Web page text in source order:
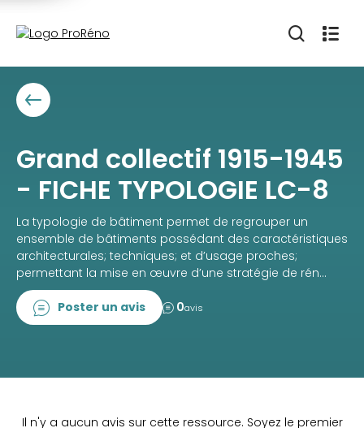
Grand collectif 1915-1945
- FICHE TYPOLOGIE LC-8
La typologie de bâtiment permet de regrouper un
ensemble de bâtiments possédant des caractéristiques
architecturales; techniques; et d’usage proches;
permettant la mise en œuvre d’une stratégie de rén...
Poster un avis 0avis
Il n'y a aucun avis sur cette ressource. Soyez le premier